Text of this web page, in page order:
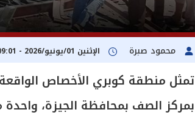
محمود صبرة الإثنين 01/يونيو/2026 - 09:01 م
تمثل منطقة كوبري الأخصاص
بمركز الصف بمحافظة الجيزة، واحدة